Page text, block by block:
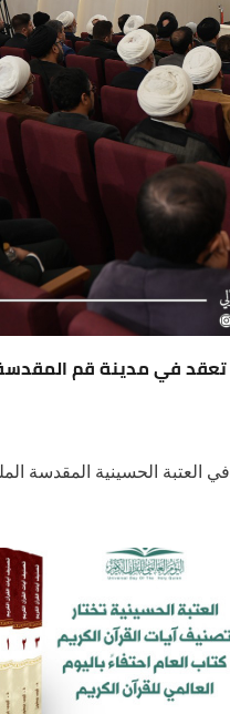
تعقد في مدينة قم
العتبة الحسينية المقدسة